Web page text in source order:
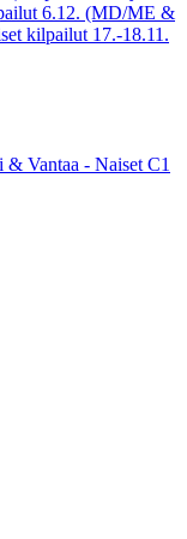
6.12. (MD/ME &
kilpailut 17.-18.11.
Vantaa - Naiset C1